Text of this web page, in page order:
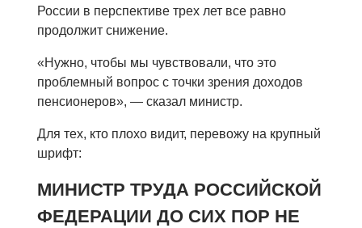
России в перспективе трех лет все равно
продолжит снижение.
«Нужно, чтобы мы чувствовали, что это
проблемный вопрос с точки зрения доходов
пенсионеров», — сказал министр.
Для тех, кто плохо видит, перевожу на крупный
шрифт:
МИНИСТР ТРУДА РОССИЙСКОЙ
ФЕДЕРАЦИИ ДО СИХ ПОР НЕ